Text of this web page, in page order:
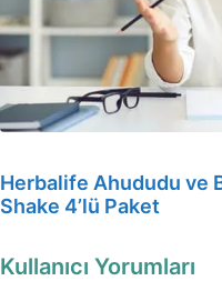
Herbalife Ahududu ve
Shake 4’lü Paket
Kullanıcı Yorumları